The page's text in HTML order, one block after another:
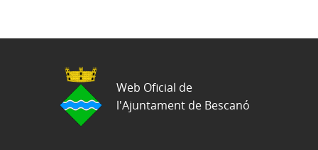
Web Oficial de
l'Ajuntament de Bescanó